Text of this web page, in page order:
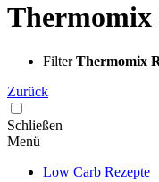
Thermomix
FilterThermomix
Zurück
Schließen
Menü
Low Carb Rezepte